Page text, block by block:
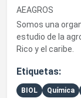
AEAGROS
Somos una
estudio de la
Rico y el caribe.
Etiquetas:
BIOL Química